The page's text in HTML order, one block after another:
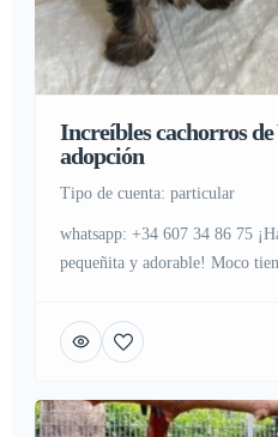
Increíbles cachorros
adopción
tipo de cuenta: particular
whatsapp: +34 607 34 86 75
pequeñita y adorable! Moco
puedes evitar decir que es
Moco se enamorarán de su